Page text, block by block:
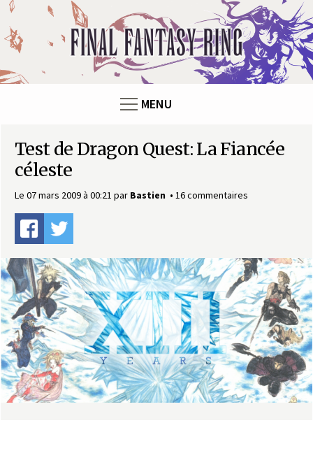
F
n
n
t
a
s
y
MENU
Test de Dragon Quest: La Fiancée
céleste
Le 07 mars 2009 à 00:21 par Bastien 16 commentaires
Panneau de gestion des cookies